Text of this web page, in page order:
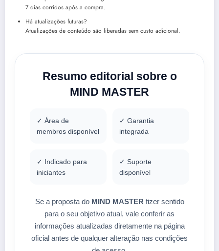
7 dias corridos após a compra.
Há atualizações futuras?
Atualizações de conteúdo são liberadas sem custo adicional.
Resumo editorial sobre o
MIND MASTER
✓ Área de
membros disponível
✓ Garantia
integrada
✓ Indicado para
iniciantes
✓ Suporte
disponível
Se a proposta do MIND MASTER fizer sentido
para o seu objetivo atual, vale conferir as
informações atualizadas diretamente na página
oficial antes de qualquer alteração nas condições